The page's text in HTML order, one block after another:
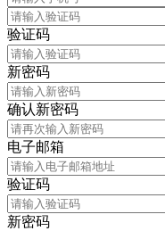
验证码
新密码
确认新密码
电子邮箱
验证码
新密码